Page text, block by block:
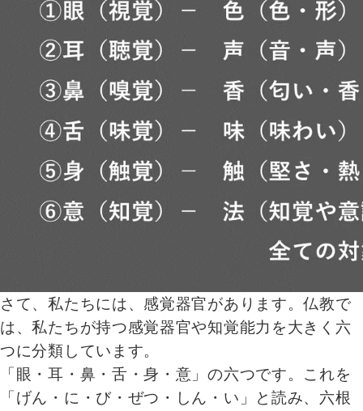
さて、私たちには、感覚器官があります。仏教で
は、私たちが持つ感覚器官や知覚能力を大きく六
つに分類しています。
「眼・耳・鼻・舌・身・意」の六つです。これを
「げん・に・び・ぜつ・しん・い」と読み、六根